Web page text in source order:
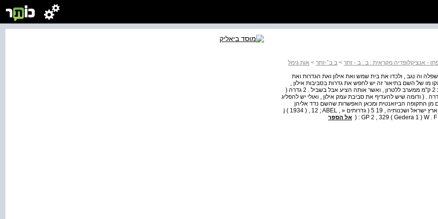
- אנציקלופדיה מקראית : ב : ב - זתר > ב ב־-זתר > אות גימל
וה נגב , ולכדו את בית שמש ואת אילון ואת הגדרות ואת
מו של השם בתיאור זה יש לחפש את גדרות בסביבות אילון ,
אולי בח'רבת אל ג'דירה ( ח'רבת א שיח' עלי ג'דיד ) השו כנת כ 2 ק"מ ממערב ללטרון , ואשר אותה הציע אבל בשביל . 2 גדרה (
( או בסביבות עמק האלה בח'רבת ג'ךרא ^ א ( ע"ע . 2 גדרה . ( ודומה שיש להעדיף את סביבת עמק אילון , ואולי יש להפליג
מן התקופה הביזאנטית ומכאן האפשרות שהשם נדד אליהן
ממקום סמוך . שווארץ , תבואות הארץ נ , קג , קכד : הורוביץ , ארץ ישראל ושכנותיה , 19 5 ( גדרותים « j ( 1934 ) , 12 ; ABEL ,
GP 2 , 329 ( Gedera 1 ) W . F
אל הספר